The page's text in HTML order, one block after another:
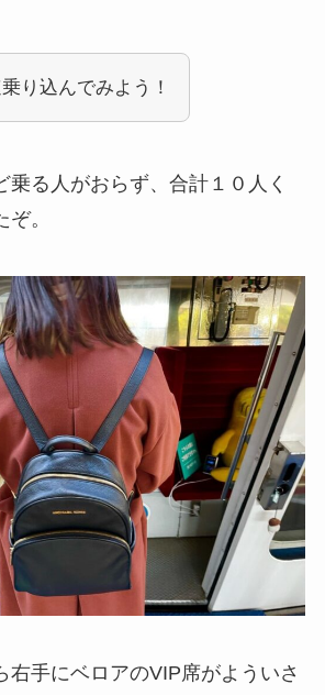
り込んでみよう！
乗る人がおらず、合計１０人く
。
右手にベロアのVIP席がよういさ